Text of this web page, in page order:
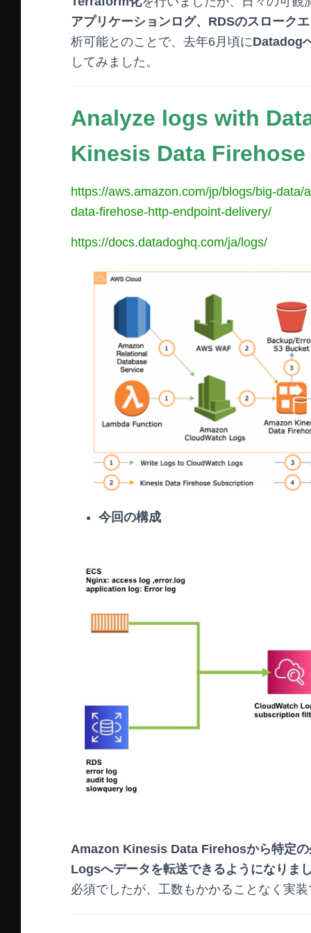
アプリケーションログ、RDSのスローク
析可能とのことで、去年6月頃にDatadog
してみました。
Analyze logs with
Kinesis Data
https://aws.amazon.com/jp/blogs/big-
data-firehose-http-endpoint-delivery/
https://docs.datadoghq.com/ja/logs/
今回の構成
Amazon Kinesis Data Firehosから特定
Logsへデータを転送できるようになりま
必須でしたが、工数もかかることなく実